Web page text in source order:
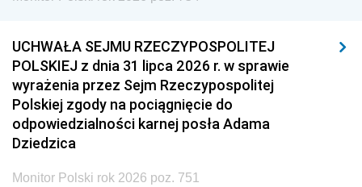
UCHWAŁA SEJMU RZECZYPOSPOLITEJ
POLSKIEJ z dnia 31 lipca 2026 r. w sprawie
wyrażenia przez Sejm Rzeczypospolitej
Polskiej zgody na pociągnięcie do
odpowiedzialności karnej posła Adama
Dziedzica
Monitor Polski rok 2026 poz. 751